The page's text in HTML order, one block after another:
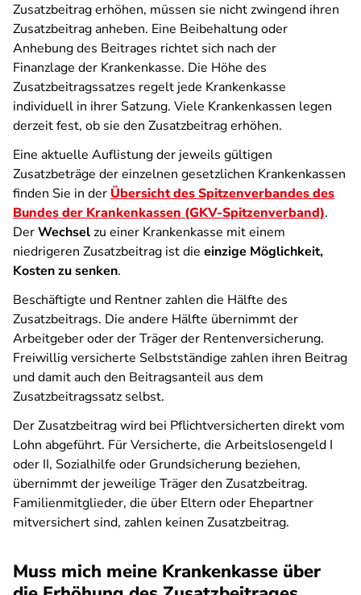
Zusatzbeitrag erhöhen, müssen sie nicht zwingend ihren
Zusatzbeitrag anheben. Eine Beibehaltung oder
Anhebung des Beitrages richtet sich nach der
Finanzlage der Krankenkasse. Die Höhe des
Zusatzbeitragssatzes regelt jede Krankenkasse
individuell in ihrer Satzung. Viele Krankenkassen legen
derzeit fest, ob sie den Zusatzbeitrag erhöhen.
Eine aktuelle Auflistung der jeweils gültigen
Zusatzbeträge der einzelnen gesetzlichen Krankenkassen
finden Sie in der Übersicht des Spitzenverbandes des
Bundes der Krankenkassen (GKV-Spitzenverband).
DerWechselzu einer Krankenkasse mit einem
niedrigeren Zusatzbeitrag ist die einzige Möglichkeit,
Kosten zu senken.
Beschäftigte und Rentner zahlen die Hälfte des
Zusatzbeitrags. Die andere Hälfte übernimmt der
Arbeitgeber oder der Träger der Rentenversicherung.
Freiwillig versicherte Selbstständige zahlen ihren Beitrag
und damit auch den Beitragsanteil aus dem
Zusatzbeitragssatz selbst.
Der Zusatzbeitrag wird bei Pflichtversicherten direkt vom
Lohn abgeführt. Für Versicherte, die Arbeitslosengeld I
oder II, Sozialhilfe oder Grundsicherung beziehen,
übernimmt der jeweilige Träger den Zusatzbeitrag.
Familienmitglieder, die über Eltern oder Ehepartner
mitversichert sind, zahlen keinen Zusatzbeitrag.
Muss mich meine Krankenkasse über